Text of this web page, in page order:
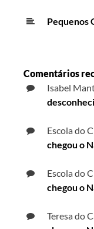
Pequenos
Comentários
Isabel
Escola do
chegou o
Escola do
chegou o
Teresa do